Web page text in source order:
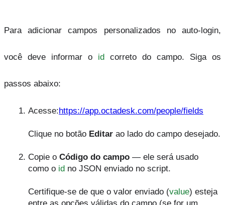
Para adicionar campos personalizados no auto-login,
você deve informar o id correto do campo. Siga os
passos abaixo:
Acesse:https://app.octadesk.com/people/fields
Clique no botão Editar ao lado do campo desejado.
Copie o Código do campo — ele será usado
como o id no JSON enviado no script.
Certifique-se de que o valor enviado (value) esteja
entre as opções válidas do campo (se for um